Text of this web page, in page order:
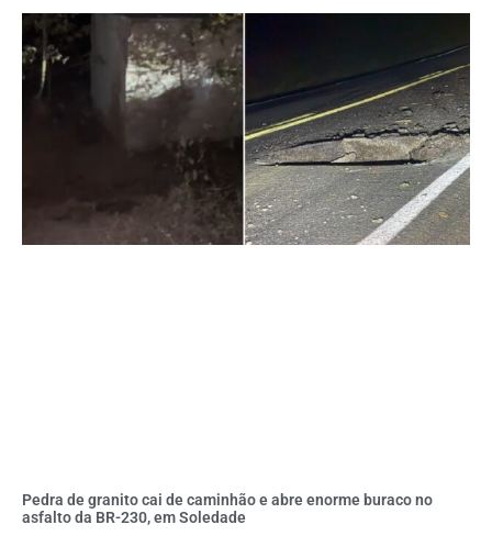
Pedra de granito cai de caminhão e abre enorme buraco no
asfalto da BR-230, em Soledade